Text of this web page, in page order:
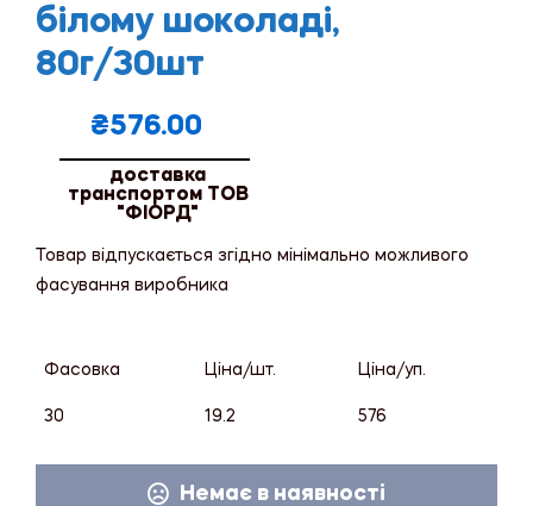
білому шоколаді,
80г/30шт
₴576.00
доставка
транспортом ТОВ
"ФІОРД"
Товар відпускається згідно мінімально можливого
фасування виробника
Фасовка Ціна/шт. Ціна/уп.
30 19.2 576
Немає в наявності